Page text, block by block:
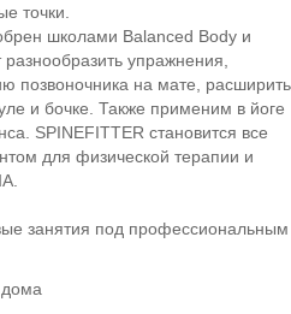
точки.
школами Balanced Body и
упражнения,
позвоночника на мате, расширить
и бочке. Также применим в йоге
SPINEFITTER становится все
для физической терапии и
занятия под профессиональным